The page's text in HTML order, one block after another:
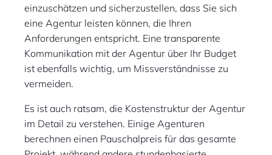
einzuschätzen und sicherzustellen, dass Sie sich
eine Agentur leisten können, die Ihren
Anforderungen entspricht. Eine transparente
Kommunikation mit der Agentur über Ihr Budget
ist ebenfalls wichtig, um Missverständnisse zu
vermeiden.
Es ist auch ratsam, die Kostenstruktur der Agentur
im Detail zu verstehen. Einige Agenturen
berechnen einen Pauschalpreis für das gesamte